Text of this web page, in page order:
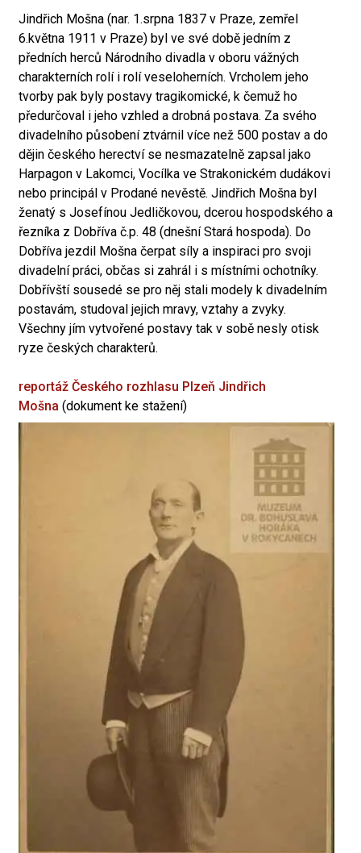
Jindřich Mošna (nar. 1.srpna 1837 v Praze, zemřel
6.května 1911 v Praze) byl ve své době jedním z
předních herců Národního divadla v oboru vážných
charakterních rolí i rolí veseloherních. Vrcholem jeho
tvorby pak byly postavy tragikomické, k čemuž ho
předurčoval i jeho vzhled a drobná postava. Za svého
divadelního působení ztvárnil více než 500 postav a do
dějin českého herectví se nesmazatelně zapsal jako
Harpagon v Lakomci, Vocílka ve Strakonickém dudákovi
nebo principál v Prodané nevěstě. Jindřich Mošna byl
ženatý s Josefínou Jedličkovou, dcerou hospodského a
řezníka z Dobříva č.p. 48 (dnešní Stará hospoda). Do
Dobříva jezdil Mošna čerpat síly a inspiraci pro svoji
divadelní práci, občas si zahrál i s místními ochotníky.
Dobřívští sousedé se pro něj stali modely k divadelním
postavám, studoval jejich mravy, vztahy a zvyky.
Všechny jím vytvořené postavy tak v sobě nesly otisk
ryze českých charakterů.
reportáž Českého rozhlasu Plzeň Jindřich
Mošna (dokument ke stažení)